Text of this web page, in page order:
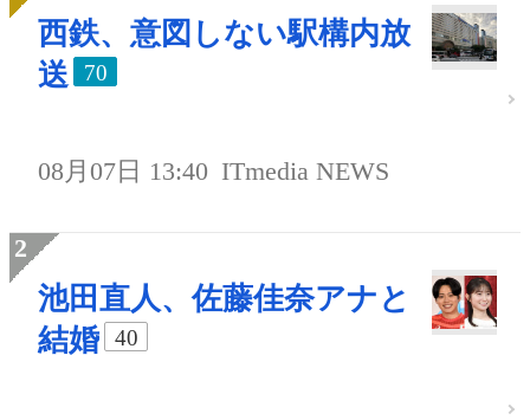
西鉄、意図しない駅構内放
送
70
08月07日 13:40 ITmedia NEWS
池田直人、佐藤佳奈アナと
結婚
40